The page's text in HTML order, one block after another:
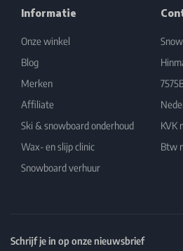
Informatie
Onze winkel
Blog
Merken
Affiliate
Ski & snowboard onderhoud
Wax- en slijp clinic
Snowboard verhuur
KVK
Btw
Schrijf je in op onze nieuwsbrief